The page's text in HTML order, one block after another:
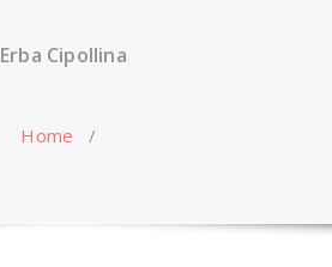
Erba Cipollina
Home /